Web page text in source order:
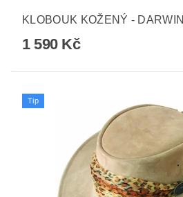
KLOBOUK KOŽENÝ - DARWIN
1 590 Kč
Tip